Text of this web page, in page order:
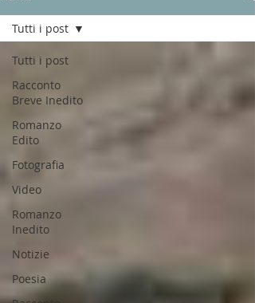
Tutti i post
Racconto
Breve Inedito
Romanzo
Edito
Fotografia
Video
Romanzo
Inedito
Notizie
Poesia
Tutti i post